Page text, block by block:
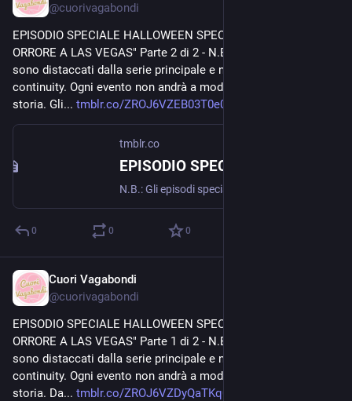
@cuorivagabondi
EPISODIO SPECIALE HALLOWEEN SPECIAL "TERRORE E
ORRORE A LAS VEGAS" Parte 2 di 2 - N.B.: Gli episodi speciali
sono distaccati dalla serie principale e non ne seguono la
continuity. Ogni evento non andrà a modificare il corso della
storia. Gli... tmblr.co/ZROJ6VZEB03T0e00
tmblr.co
0 0 0
Cuori Vagabondi
@cuorivagabondi
EPISODIO SPECIALE HALLOWEEN SPECIAL "TERRORE E
ORRORE A LAS VEGAS" Parte 1 di 2 - N.B.: Gli episodi speciali
sono distaccati dalla serie principale e non ne seguono la
continuity. Ogni evento non andrà a modificare il corso della
storia. Da... tmblr.co/ZROJ6VZDyQaTKq00